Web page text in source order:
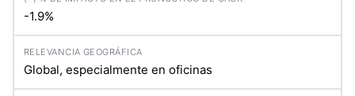
-1.9%
Global, especialmente en oficinas